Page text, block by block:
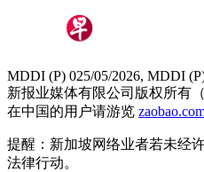
MDDI (P) 025/05/2026, MDDI
新报业媒体有限公司版权所有
在中国的用户请游览
提醒：新加坡网络业者若未经
法律行动。